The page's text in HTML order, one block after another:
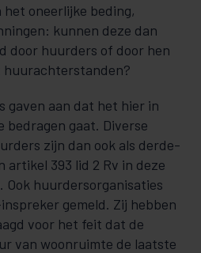
oneerlijke beding,
kunnen deze dan
door huurders of door hen
gaven aan dat het hier in
bedragen gaat. Diverse
zijn dan ook als derde-
artikel 393 lid 2 Rv in deze
Ook huurdersorganisaties
gemeld. Zij hebben
voor het feit dat de
van woonruimte de laatste